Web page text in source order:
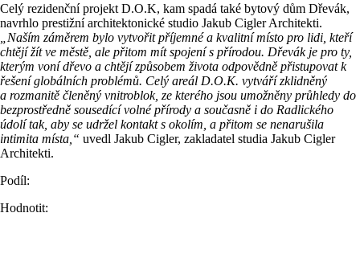
Celý rezidenční projekt D.O.K, kam spadá také bytový dům Dřevák,
navrhlo prestižní architektonické studio Jakub Cigler Architekti.
„Naším záměrem bylo vytvořit příjemné a kvalitní místo pro lidi, kteří
chtějí žít ve městě, ale přitom mít spojení s přírodou. Dřevák je pro ty,
kterým voní dřevo a chtějí způsobem života odpovědně přistupovat k
řešení globálních problémů. Celý areál D.O.K. vytváří zklidněný
a rozmanitě členěný vnitroblok, ze kterého jsou umožněny průhledy do
bezprostředně sousedící volné přírody a současně i do Radlického
údolí tak, aby se udržel kontakt s okolím, a přitom se nenarušila
intimita místa,“ uvedl Jakub Cigler, zakladatel studia Jakub Cigler
Architekti.
Podíl:
Hodnotit: